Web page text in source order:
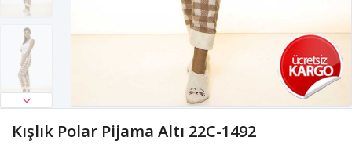
Kışlık Polar Pijama Altı 22C-1492